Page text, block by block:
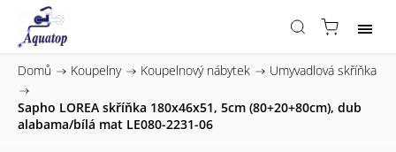
Domů / Koupelny / Koupelnový nábytek /
Umyvadlová skříňka
/
Sapho LOREA skříňka 180x46x51, 5cm (80+20+80cm), dub
alabama/bílá mat LE080-2231-06